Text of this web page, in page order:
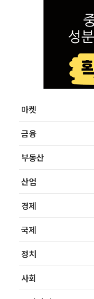
마켓
금융
부동산
산업
경제
국제
정치
사회